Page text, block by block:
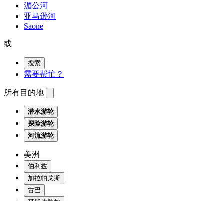
湄公河
亚马逊河
Saone
或
搜索
需要帮忙？
所有目的地
潜水游轮
探险游轮
河流游轮
美洲
伯利兹
加拉帕戈斯
古巴